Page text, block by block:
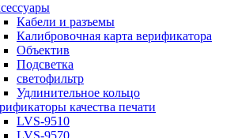
Кабели и разъемы
Калибровочная карта верификатора
Объектив
Подсветка
светофильтр
Удлинительное кольцо
качества печати
LVS-9510
LVS-9570